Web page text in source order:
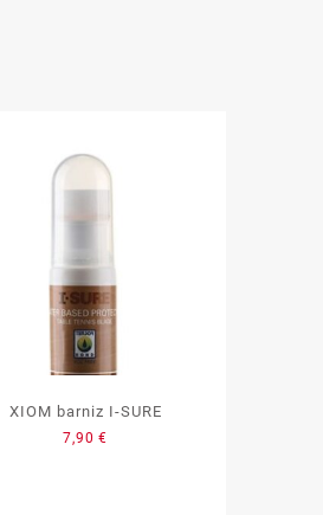
XIOM barniz I-SURE
7,90€